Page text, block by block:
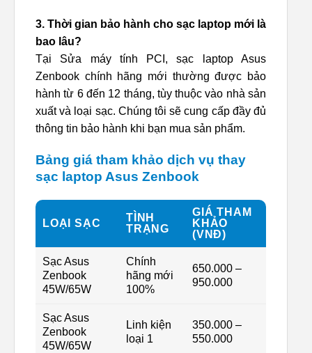
3. Thời gian bảo hành cho sạc laptop mới là
bao lâu?
Tại Sửa máy tính PCI, sạc laptop Asus
Zenbook chính hãng mới thường được bảo
hành từ 6 đến 12 tháng, tùy thuộc vào nhà sản
xuất và loại sạc. Chúng tôi sẽ cung cấp đầy đủ
thông tin bảo hành khi bạn mua sản phẩm.
Bảng giá tham khảo dịch vụ thay
sạc laptop Asus Zenbook
LOẠI SẠC
TÌNH
TRẠNG
GIÁ THAM
KHẢO
(VNĐ)
Sạc Asus
Zenbook
45W/65W
Chính
hãng mới
100%
650.000 –
950.000
Sạc Asus
Zenbook
45W/65W
Linh kiện
loại 1
350.000 –
550.000